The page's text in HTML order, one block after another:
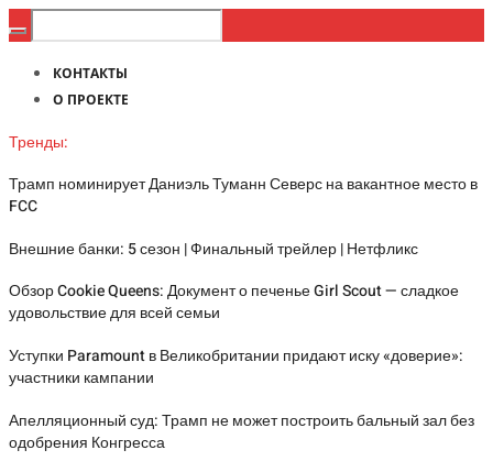
КОНТАКТЫ
О ПРОЕКТЕ
Тренды:
Трамп номинирует Даниэль Туманн Северс на вакантное место в
FCC
Внешние банки: 5 сезон | Финальный трейлер | Нетфликс
Обзор Cookie Queens: Документ о печенье Girl Scout — сладкое
удовольствие для всей семьи
Уступки Paramount в Великобритании придают иску «доверие»:
участники кампании
Апелляционный суд: Трамп не может построить бальный зал без
одобрения Конгресса